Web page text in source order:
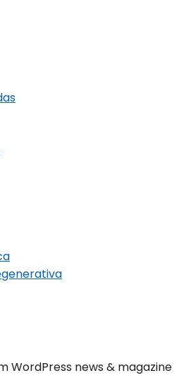
WordPress news & magazine